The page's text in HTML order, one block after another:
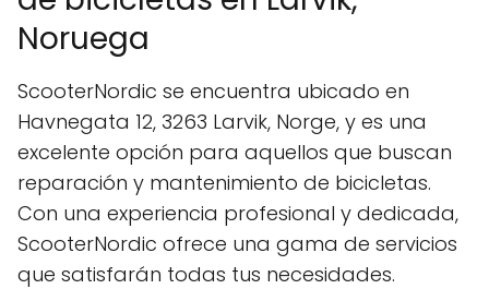
Noruega
ScooterNordic se encuentra ubicado en
Havnegata 12, 3263 Larvik, Norge, y es una
excelente opción para aquellos que buscan
reparación y mantenimiento de bicicletas.
Con una experiencia profesional y dedicada,
ScooterNordic ofrece una gama de servicios
que satisfarán todas tus necesidades.